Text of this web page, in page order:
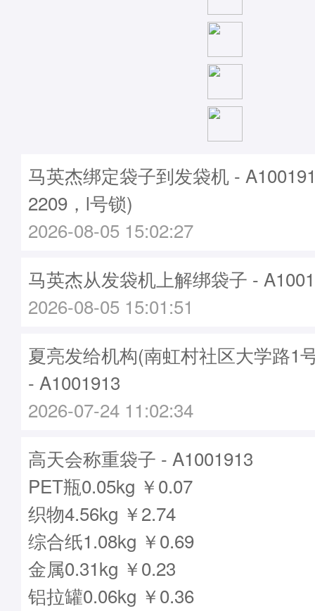
马英杰绑定袋子到发袋机 -
2209，l号锁)
2026-08-05 15:02:27
马英杰从发袋机上解绑袋子 -
2026-08-05 15:01:51
夏亮发给机构(南虹村社区大学路1
- A1001913
2026-07-24 11:02:34
高天会称重袋子 - A1001913
PET瓶0.05kg ￥0.07
织物4.56kg ￥2.74
综合纸1.08kg ￥0.69
金属0.31kg ￥0.23
铝拉罐0.06kg ￥0.36